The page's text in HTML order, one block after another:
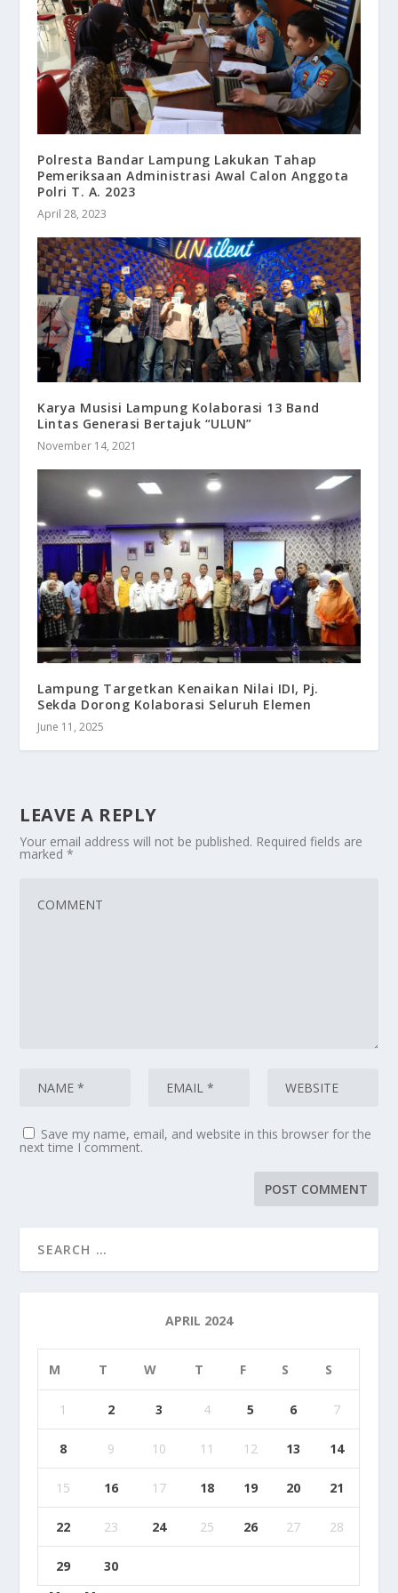
Polresta Bandar Lampung Lakukan Tahap
Pemeriksaan Administrasi Awal Calon Anggota
Polri T. A. 2023
April 28, 2023
Karya Musisi Lampung Kolaborasi 13 Band
Lintas Generasi Bertajuk “ULUN”
November 14, 2021
Lampung Targetkan Kenaikan Nilai IDI, Pj.
Sekda Dorong Kolaborasi Seluruh Elemen
June 11, 2025
LEAVE A REPLY
Your email address will not be published. Required fields are
marked*
Save my name, email, and website in this browser for the
next time I comment.
APRIL 2024
M T W T F S S
1 2 3 4 5 6 7
8 9 10 11 12 13 14
15 16 17 18 19 20 21
22 23 24 25 26 27 28
29
30